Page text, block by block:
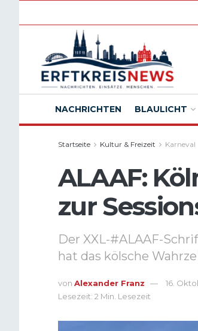
NACHRICHTEN BLAULICHT
Startseite Kultur & Freizeit Karneval
ALAAF:
zur
Der XXL-#ALAAF-
hat das kölsche
von Alexander Franz 16.
Lesezeit: 2 Min. Lesezeit